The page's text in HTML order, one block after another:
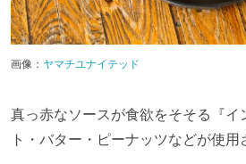
画像： ヤマチユナイテッド
真っ赤なソースが食欲をそそる『イ
ト・バター・ピーナッツなどが使用